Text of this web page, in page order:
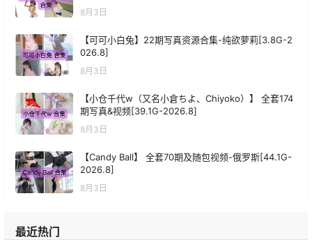
8月3日
【可可小白兔】22期写真资源合集-纯欲萝莉[3.8G-2
026.8]
8月3日
【小仓千代w（又名小倉ちよ、Chiyoko）】 全套174
期写真&视频[39.1G-2026.8]
8月3日
【Candy Ball】 全套70期及随包视频-俄罗斯[44.1G-
2026.8]
8月3日
最近热门